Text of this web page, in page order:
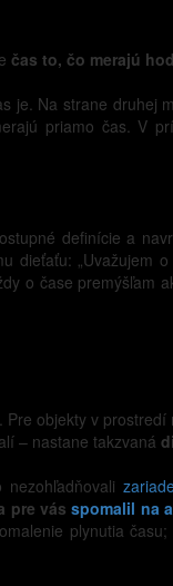
čas to, čo merajú
je. Na strane druhej
priamo čas. V
definície a
dieťaťu: „Uvažujem
o čase premýšľam
objekty v
– nastane takzvaná
pre vás spomalil na
plynutia